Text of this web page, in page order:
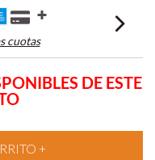
cuotas
DE ESTE